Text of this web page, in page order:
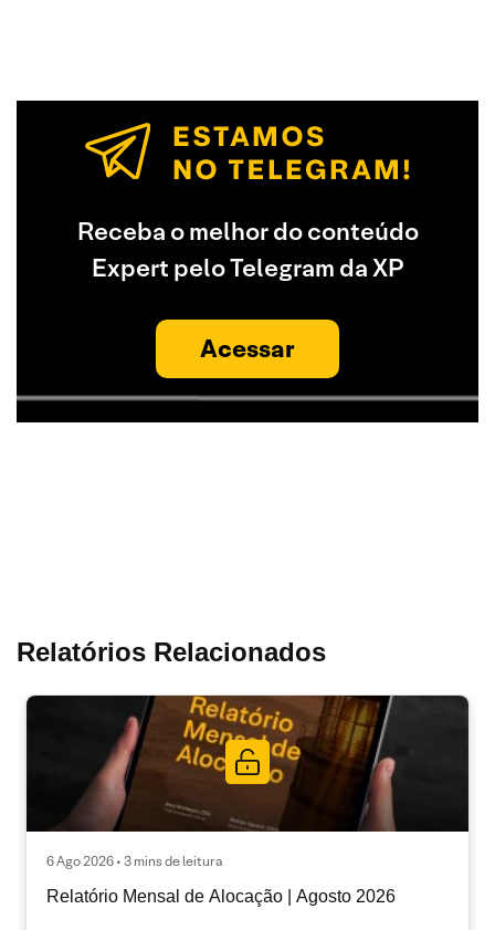
Receba o melhor do conteúdo
Expert pelo Telegram da XP
Acessar
Relatórios Relacionados
6 Ago 2026 • 3 mins de leitura
Relatório Mensal de Alocação | Agosto 2026